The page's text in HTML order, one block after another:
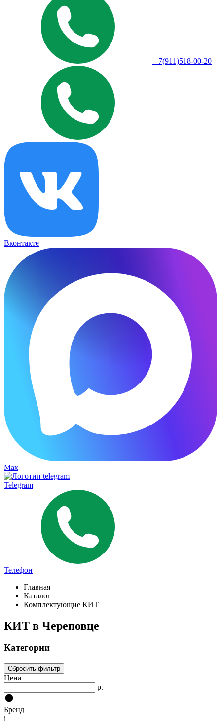
+7(911)518-00-20
Вконтакте
Max
Telegram
Телефон
Главная
Каталог
Комплектующие КИТ
КИТ в Череповце
Категории
Сбросить фильтр
Цена
р.
Бренд
i